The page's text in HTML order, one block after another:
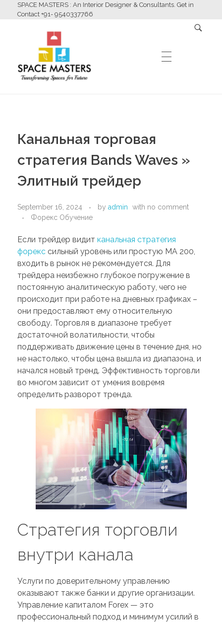
SPACE MASTERS : An Interior Designer & Consultants. Get in
Contact +91- 9540337766
Space Masters
Interior Designer & Consultants
ABOUT US
SERVICES
TURNKEY SERVICES
CONTACT US
.
Канальная торговая
стратегия Bands Waves »
Элитный трейдер
September 16, 2024 by admin with no comment
Форекс Обучение
Если трейдер видит канальная стратегия
форекс сильный уровень или простую MA 200,
входить в рынок не рекомендуется. Для
трейдера неизбежно глубокое погружение в
постоянную аналитическую работу, чего не
происходит при работе на дневных графиках –
они предоставляют ему относительную
свободу. Торговля в диапазоне требует
достаточной волатильности, чтобы
поддерживать движение цены в течение дня, но
не настолько, чтобы цена вышла из диапазона, и
начался новый тренд. Эффективность торговли
во многом зависит от умения вовремя
определить разворот тренда.
Стратегия торговли
внутри канала
Услуги по доверительному управлению
оказывают также банки и другие организации.
Управление капиталом Forex — это
профессиональный подход и минимум усилий в